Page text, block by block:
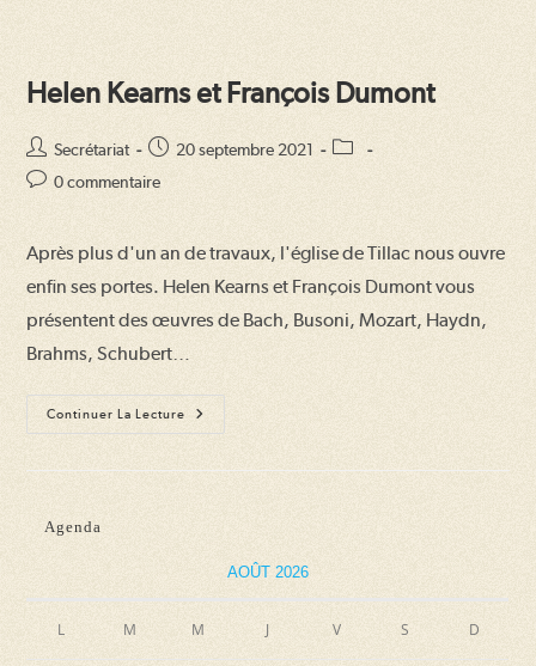
Helen Kearns et François Dumont
Auteur/autrice
de
Secrétariat
Publication
20 septembre 2021
Post
Commentaires
publication :
0 commentaire
Après plus d'un an de travaux, l'église de Tillac nous ouvre
enfin ses portes. Helen Kearns et François Dumont vous
présentent des œuvres de Bach, Busoni, Mozart, Haydn,
Brahms, Schubert…
Continuer La Lecture
Helen
Kearns
Agenda
AOÛT 2026
L M M J V S D